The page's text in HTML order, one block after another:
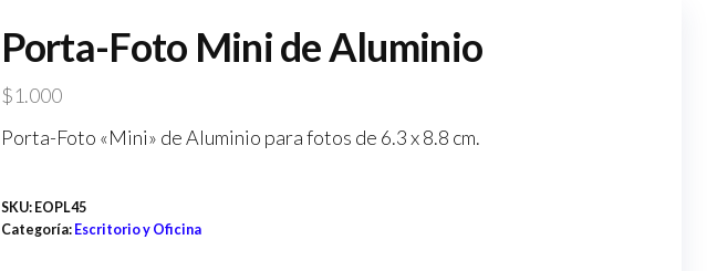
Porta-Foto Mini de Aluminio
$1.000
Porta-Foto «Mini» de Aluminio para fotos de 6.3 x 8.8 cm.
SKU: EOPL45
Categoría: Escritorio y Oficina